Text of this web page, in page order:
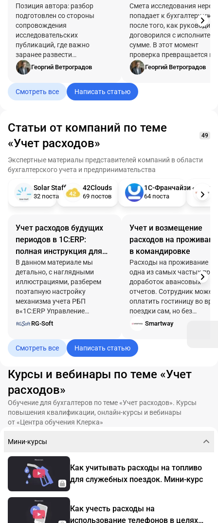
потери первички
Позиция автора: разбор
подготовлен со стороны
сопровождения
исследовательских
публикаций, где важно
заранее развести
редакционный платеж,
перевод, права на материал и
комплект закрывающих
документов.
Георгий Ветроградов
договором
Смета исследования
попадает к бухгалтеру уже
после того, как
договорился с
сумме. В этот момент
проверка превращается в
попытку объяснить,
одной строки «подготовка
кандидатской
недостаточно ни для
Георгий Ветроградов
Смотреть все Написать статью
Статьи от компаний по теме
«Учет расходов»
49
Экспертные материалы представителей компаний в области
бухгалтерского учета и предпринимательства
Solar Staff
32 поста
42Clouds
69 постов
1С-Франчайзи «Ю-
64 поста
Учет расходов будущих
периодов в 1С:ERP:
полная инструкция для
бухгалтера
В данном материале мы
детально, с наглядными
иллюстрациями, разберем
поэтапную настройку
механизма учета РБП
в«1С:ERP Управление
предприятием 2.5».
RG-Soft
Учет и возмещение
расходов на
в командировке
Расходы на проживание —
одна из самых частых
доработок авансовых
отчетов. Сотрудник может
оплатить гостиницу во
поездки сам, но без
правильно оформленных
сможет подтвердить
и учесть их.
Smartway
Смотреть все Написать статью
Курсы и вебинары по теме «Учет
расходов»
Обучение для бухгалтеров по теме «Учет расходов». Курсы
повышения квалификации, онлайн-курсы и вебинары
от «Центра обучения Клерка»
Мини-курсы
Как учитывать расходы на топливо
для служебных поездок. Мини-курс
Как учесть расходы на
использование телефонов в целях